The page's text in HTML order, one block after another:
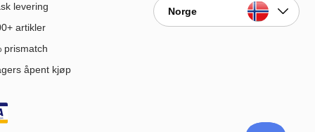
levering
artikler
prismatch
åpent kjøp
Norge